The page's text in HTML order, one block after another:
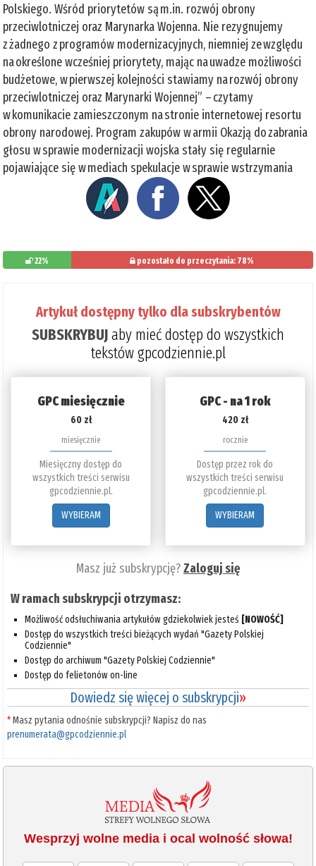
Polskiego. Wśród priorytetów są m.in. rozwój obrony
przeciwlotniczej oraz Marynarka Wojenna. Nie rezygnujemy
z żadnego z programów modernizacyjnych, niemniej ze względu
na określone wcześniej priorytety, mając na uwadze możliwości
budżetowe, w pierwszej kolejności stawiamy na rozwój obrony
przeciwlotniczej oraz Marynarki Wojennej” – czytamy
w komunikacie zamieszczonym na stronie internetowej resortu
obrony narodowej. Program zakupów w armii Okazją do zabrania
głosu w sprawie modernizacji wojska stały się regularnie
pojawiające się w mediach spekulacje w sprawie wstrzymania
22% pozostało do przeczytania: 78%
Artykuł dostępny tylko dla subskrybentów
SUBSKRYBUJaby mieć dostęp do wszystkich
tekstów gpcodziennie.pl
GPC miesięcznie
60 zł
miesięcznie
Miesięczny dostęp do
wszystkich treści serwisu
gpcodziennie.pl.
WYBIERAM
GPC - na 1 rok
420 zł
rocznie
Dostęp przez rok do
wszystkich treści serwisu
gpcodziennie.pl.
WYBIERAM
Masz już subskrypcję?Zaloguj się
W ramach subskrypcji otrzymasz:
Możliwość odsłuchiwania artykułów gdziekolwiek jesteś [NOWOŚĆ]
Dostęp do wszystkich treści bieżących wydań "Gazety Polskiej
Codziennie"
Dostęp do archiwum "Gazety Polskiej Codziennie"
Dostęp do felietonów on-line
Dowiedz się więcej o subskrypcji»
*Masz pytania odnośnie subskrypcji? Napisz do nas
prenumerata@gpcodziennie.pl
Wesprzyj wolne media i ocal wolność słowa!